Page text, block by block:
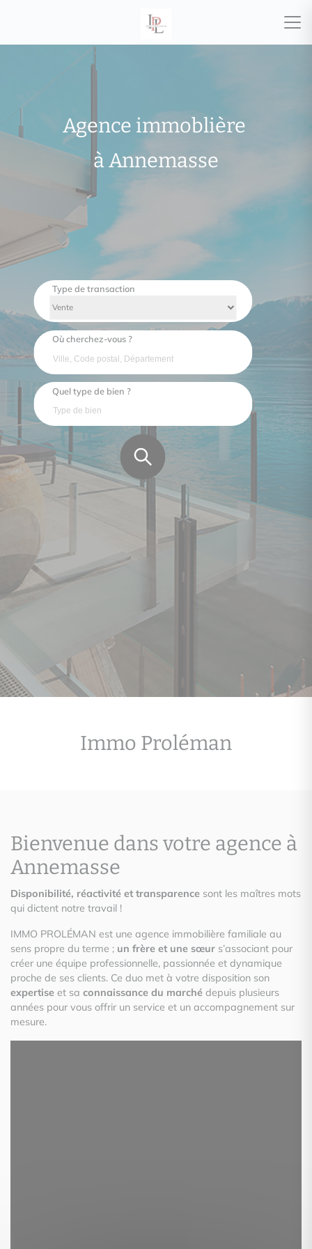
Agence immoblière
à Annemasse
Type de transaction
Où cherchez-vous ?
Quel type de bien ?
Immo Proléman
Bienvenue dans votre agence à
Annemasse
Disponibilité, réactivité et transparence sont les maîtres mots
qui dictent notre travail !
IMMO PROLÉMAN est une agence immobilière familiale au
sens propre du terme ; un frère et une sœur s’associant pour
créer une équipe professionnelle, passionnée et dynamique
proche de ses clients. Ce duo met à votre disposition son
expertise et sa connaissance du marché depuis plusieurs
années pour vous offrir un service et un accompagnement sur
mesure.